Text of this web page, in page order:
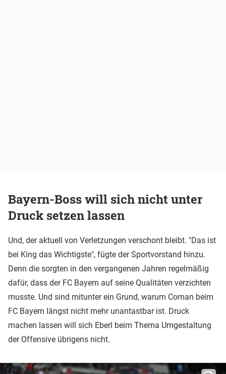
Bayern-Boss will sich nicht unter
Druck setzen lassen
Und, der aktuell von Verletzungen verschont bleibt. "Das ist
bei King das Wichtigste", fügte der Sportvorstand hinzu.
Denn die sorgten in den vergangenen Jahren regelmäßig
dafür, dass der FC Bayern auf seine Qualitäten verzichten
musste. Und sind mitunter ein Grund, warum Coman beim
FC Bayern längst nicht mehr unantastbar ist. Druck
machen lassen will sich Eberl beim Thema Umgestaltung
der Offensive übrigens nicht.